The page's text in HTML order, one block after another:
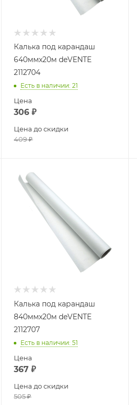
Калька под карандаш
640ммх20м deVENTE
2112704
Есть в наличии: 21
Цена
306 ₽
Цена до скидки
409₽
Калька под карандаш
840ммх20м deVENTE
2112707
Есть в наличии: 51
Цена
367 ₽
Цена до скидки
505₽